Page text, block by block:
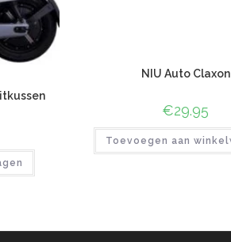
NIU Auto Claxon
€29.95
Toevoegen aan